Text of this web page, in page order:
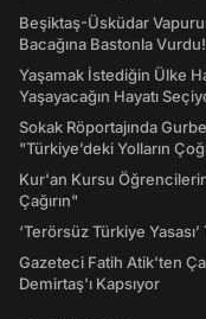
Beşiktaş-Üsküdar
Bacağına Bastonla Vurdu!
Yaşamak İstediğin Ülke
Yaşayacağın Hayatı
Sokak Röportajında
"Türkiye’deki Yolların
Kur'an Kursu
Çağırın"
‘Terörsüz Türkiye
Gazeteci Fatih Atik'ten
Demirtaş'ı Kapsıyor